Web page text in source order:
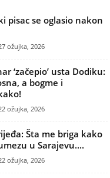
pisac se oglasio nakon
ožujka, 2026
‘začepio’ usta Dodiku:
a bogme i
ožujka, 2026
Šta me briga kako
u Sarajevu....
ožujka, 2026